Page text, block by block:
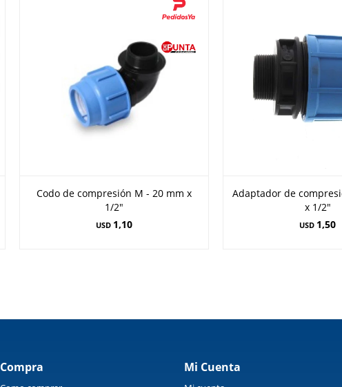
Codo de compresión M - 20 mm x
1/2"
USD 1,10
Adaptador de
x 1/2"
USD 1,50
Compra Mi Cuenta